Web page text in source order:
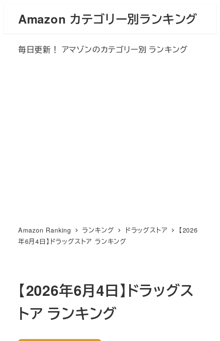
Amazon カテゴリー別ランキング
毎日更新！ アマゾンのカテゴリー別 ランキング
Amazon Ranking ランキング ドラッグストア
【2026
年6月4日】ドラッグストア ランキング
【2026年6月4日】ドラッグス
トア ランキング